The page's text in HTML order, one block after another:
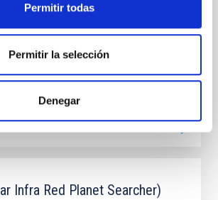
Permitir todas
Permitir la selección
Denegar
del Observatorio del Roque de los
García Lorenzo
Infra Red Planet Searcher)